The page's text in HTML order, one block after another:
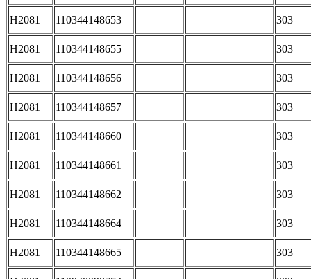
H2081 110344148653 303
H2081 110344148655 303
H2081 110344148656 303
H2081 110344148657 303
H2081 110344148660 303
H2081 110344148661 303
H2081 110344148662 303
H2081 110344148664 303
H2081 110344148665 303